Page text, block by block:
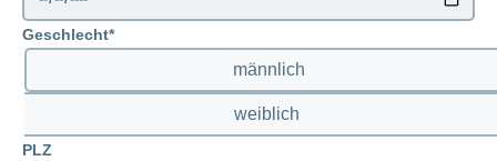
Geschlecht
männlich
weiblich
PLZ